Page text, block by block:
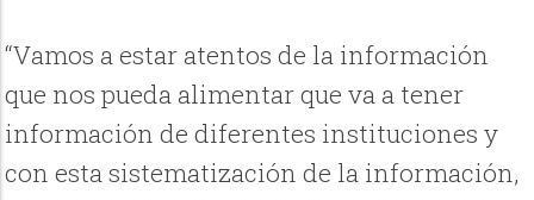
“Vamos a estar atentos de la información
que nos pueda alimentar que va a tener
información de diferentes instituciones y
con esta sistematización de la información,